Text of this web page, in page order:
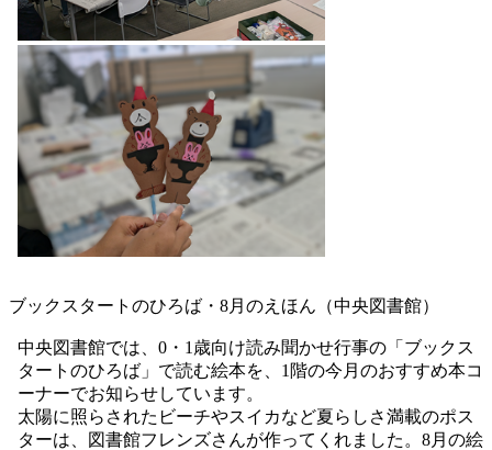
ブックスタートのひろば・8月のえほん（中央図書館）
中央図書館では、0・1歳向け読み聞かせ行事の「ブックス
タートのひろば」で読む絵本を、1階の今月のおすすめ本コ
ーナーでお知らせしています。
太陽に照らされたビーチやスイカなど夏らしさ満載のポス
ターは、図書館フレンズさんが作ってくれました。8月の絵